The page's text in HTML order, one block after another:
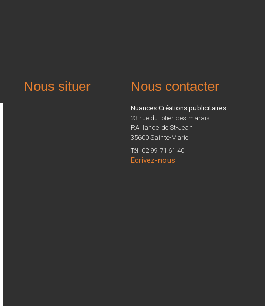
Nous situer Nous contacter
Nuances Créations publicitaires
23 rue du lotier des marais
P.A. lande de St-Jean
35600 Sainte-Marie
Tél. 02 99 71 61 40
Ecrivez-nous